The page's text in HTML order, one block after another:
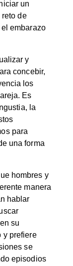
un
reto de
embarazo
y
concebir,
los
Es
la
para
una forma
hombres y
manera
hablar
su
y prefiere
se
episodios